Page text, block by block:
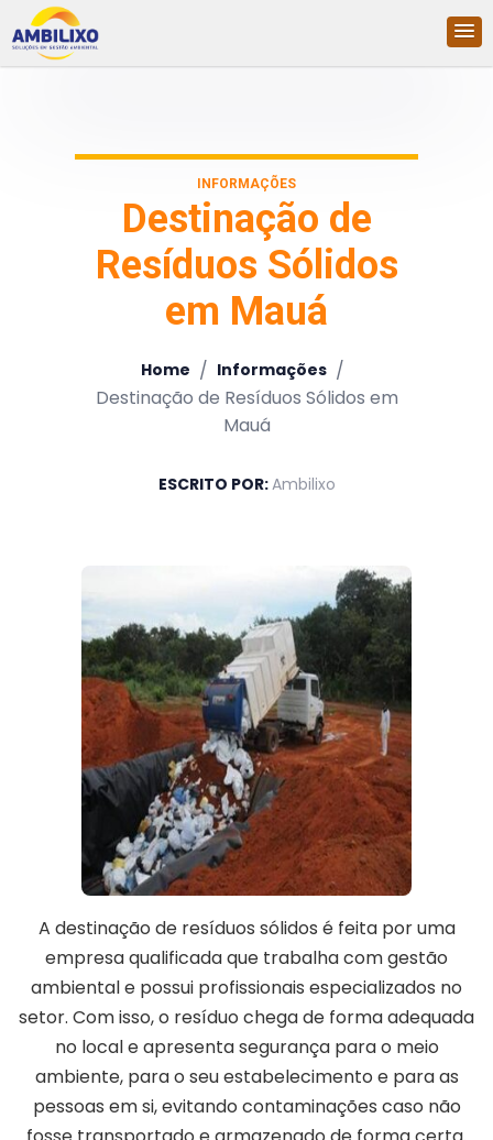
INFORMAÇÕES
Destinação de
Resíduos Sólidos
em Mauá
Home / Informações /
Destinação de Resíduos Sólidos em
Mauá
ESCRITO POR:Ambilixo
A destinação de resíduos sólidos é feita por uma
empresa qualificada que trabalha com gestão
ambiental e possui profissionais especializados no
setor. Com isso, o resíduo chega de forma adequada
no local e apresenta segurança para o meio
ambiente, para o seu estabelecimento e para as
pessoas em si, evitando contaminações caso não